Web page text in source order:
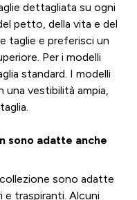
dettagliata su ogni
petto, della vita e del
taglie e preferisci un
Per i modelli
standard. I modelli
vestibilità ampia,
sono adatte anche
sono adatte
e traspiranti. Alcuni